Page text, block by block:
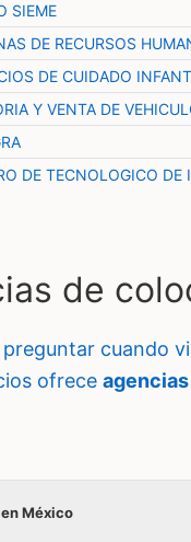
SIEME
DE RECURSOS
DE CUIDADO
Y VENTA DE
DE TECNOLOGICO DE
de
preguntar cuando
ofrece
México